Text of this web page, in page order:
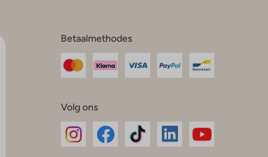
Betaalmethodes
Volg ons